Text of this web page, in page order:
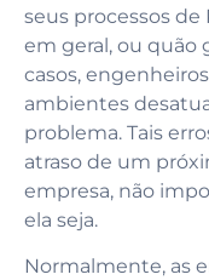
seus processos de
em geral, ou quão
casos,
ambientes
problema. Tais
atraso de um
empresa, não
ela seja.
Normalmente, as